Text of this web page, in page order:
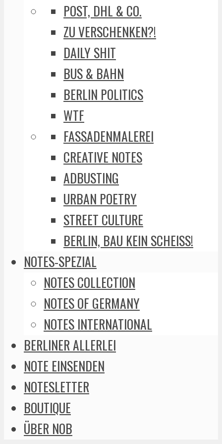
POST, DHL & CO.
ZU VERSCHENKEN?!
DAILY SHIT
BUS & BAHN
BERLIN POLITICS
WTF
FASSADENMALEREI
CREATIVE NOTES
ADBUSTING
URBAN POETRY
STREET CULTURE
BERLIN, BAU KEIN SCHEISS!
NOTES-SPEZIAL
NOTES COLLECTION
NOTES OF GERMANY
NOTES INTERNATIONAL
BERLINER ALLERLEI
NOTE EINSENDEN
NOTESLETTER
BOUTIQUE
ÜBER NOB